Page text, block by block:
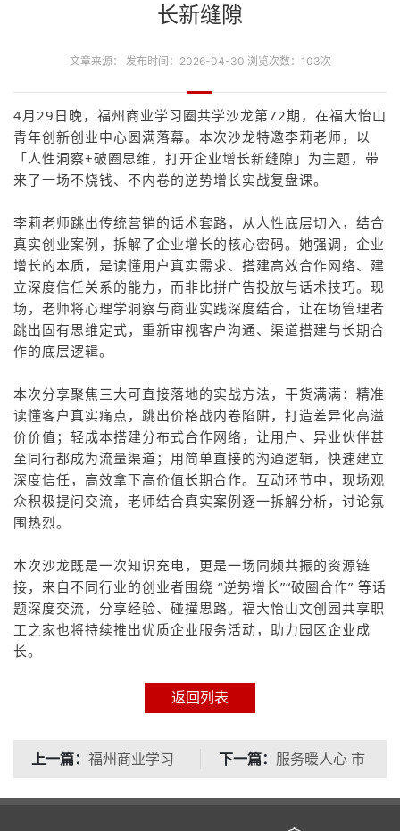
长新缝隙
文章来源： 发布时间：2026-04-30 浏览次数：103次
4月29日晚，福州商业学习圈共学沙龙第72期，在福大怡山
青年创新创业中心圆满落幕。本次沙龙特邀李莉老师，以
「人性洞察+破圈思维，打开企业增长新缝隙」为主题，带
来了一场不烧钱、不内卷的逆势增长实战复盘课。
李莉老师跳出传统营销的话术套路，从人性底层切入，结合
真实创业案例，拆解了企业增长的核心密码。她强调，企业
增长的本质，是读懂用户真实需求、搭建高效合作网络、建
立深度信任关系的能力，而非比拼广告投放与话术技巧。现
场，老师将心理学洞察与商业实践深度结合，让在场管理者
跳出固有思维定式，重新审视客户沟通、渠道搭建与长期合
作的底层逻辑。
本次分享聚焦三大可直接落地的实战方法，干货满满：精准
读懂客户真实痛点，跳出价格战内卷陷阱，打造差异化高溢
价价值；轻成本搭建分布式合作网络，让用户、异业伙伴甚
至同行都成为流量渠道；用简单直接的沟通逻辑，快速建立
深度信任，高效拿下高价值长期合作。互动环节中，现场观
众积极提问交流，老师结合真实案例逐一拆解分析，讨论氛
围热烈。
本次沙龙既是一次知识充电，更是一场同频共振的资源链
接，来自不同行业的创业者围绕 “逆势增长”“破圈合作” 等话
题深度交流，分享经验、碰撞思路。福大怡山文创园共享职
工之家也将持续推出优质企业服务活动，助力园区企业成
长。
返回列表
上一篇： 福州商业学习
经营之道，
下一篇：
服务暖人心 市
情系万�